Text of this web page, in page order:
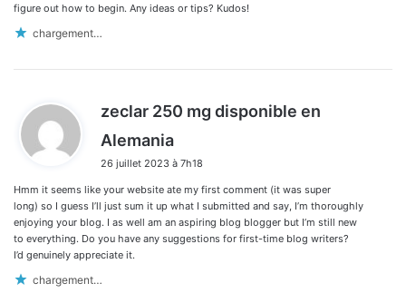
figure out how to begin. Any ideas or tips? Kudos!
chargement…
zeclar 250 mg disponible en
Alemania
t
:
26 juillet 2023 à 7h18
Hmm it seems like your website ate my first comment (it was super
long) so I guess I’ll just sum it up what I submitted and say, I’m thoroughly
enjoying your blog. I as well am an aspiring blog blogger but I’m still new
to everything. Do you have any suggestions for first-time blog writers?
I’d genuinely appreciate it.
chargement…